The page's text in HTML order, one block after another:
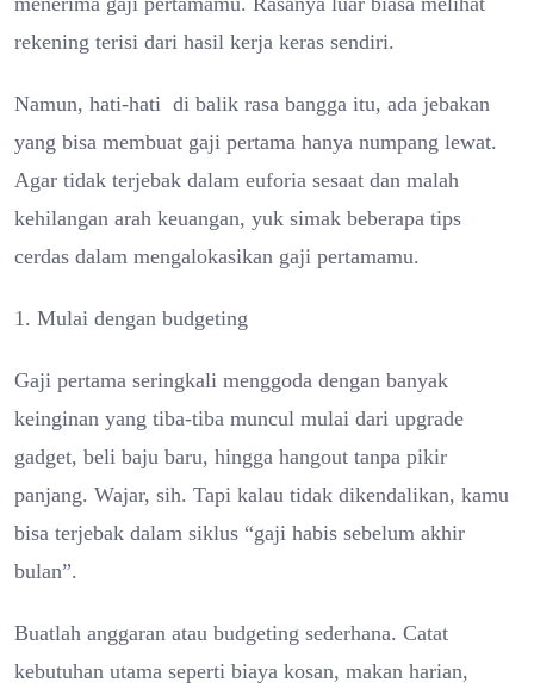
rekening terisi dari hasil kerja keras sendiri.
Namun, hati-hati di balik rasa bangga itu, ada jebakan
yang bisa membuat gaji pertama hanya numpang lewat.
Agar tidak terjebak dalam euforia sesaat dan malah
kehilangan arah keuangan, yuk simak beberapa tips
cerdas dalam mengalokasikan gaji pertamamu.
1. Mulai dengan budgeting
Gaji pertama seringkali menggoda dengan banyak
keinginan yang tiba-tiba muncul mulai dari upgrade
gadget, beli baju baru, hingga hangout tanpa pikir
panjang. Wajar, sih. Tapi kalau tidak dikendalikan, kamu
bisa terjebak dalam siklus “gaji habis sebelum akhir
bulan”.
Buatlah anggaran atau budgeting sederhana. Catat
kebutuhan utama seperti biaya kosan, makan harian,